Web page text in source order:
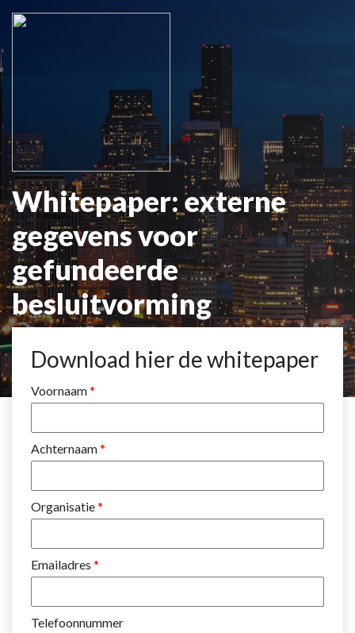
Whitepaper: externe
gegevens voor
gefundeerde
besluitvorming
Download hier de whitepaper
Voornaam
Achternaam
Organisatie
Emailadres
Telefoonnummer